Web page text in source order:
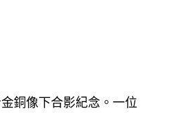
銅像下合影紀念。一位